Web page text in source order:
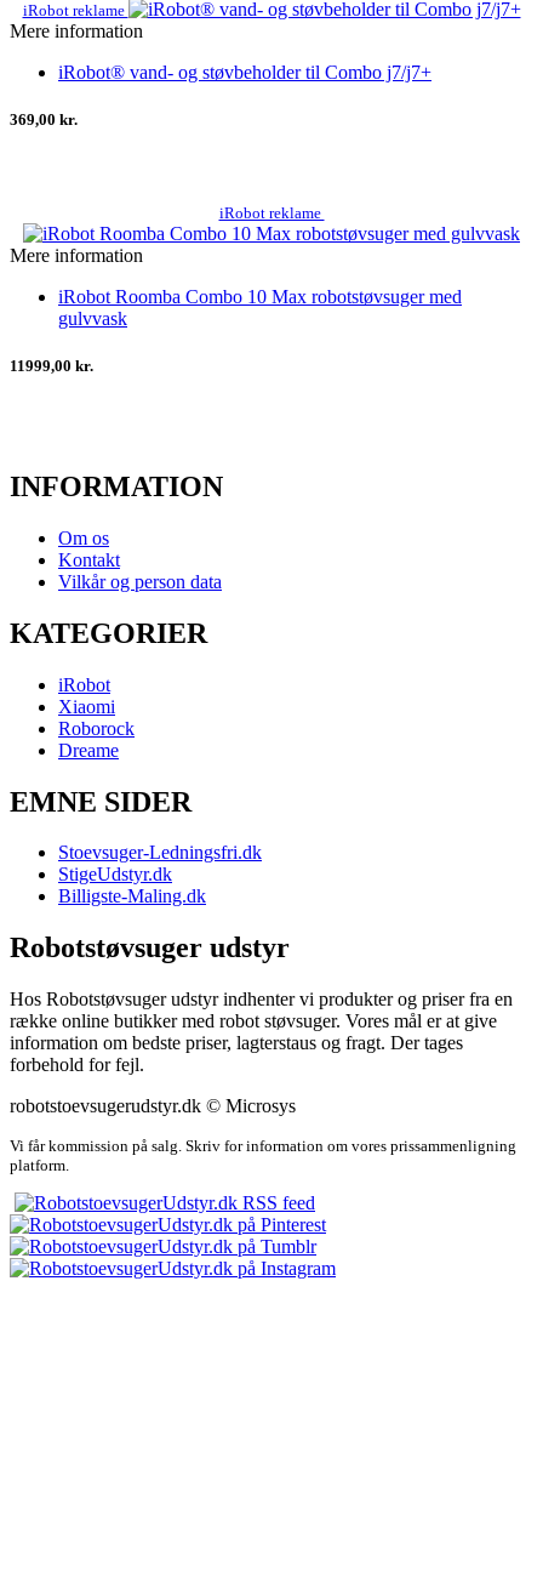
iRobot reklame
Mere information
iRobot® vand- og støvbeholder til Combo j7/j7+
369,00 kr.
iRobot reklame
Mere information
iRobot Roomba Combo 10 Max robotstøvsuger med
gulvvask
11999,00 kr.
INFORMATION
Om os
Kontakt
Vilkår og person data
KATEGORIER
iRobot
Xiaomi
Roborock
Dreame
EMNE SIDER
Stoevsuger-Ledningsfri.dk
StigeUdstyr.dk
Billigste-Maling.dk
Robotstøvsuger udstyr
Hos Robotstøvsuger udstyr indhenter vi produkter og priser fra en
række online butikker med robot støvsuger. Vores mål er at give
information om bedste priser, lagterstaus og fragt. Der tages
forbehold for fejl.
robotstoevsugerudstyr.dk © Microsys
Vi får kommission på salg. Skriv for information om vores prissammenligning
platform.